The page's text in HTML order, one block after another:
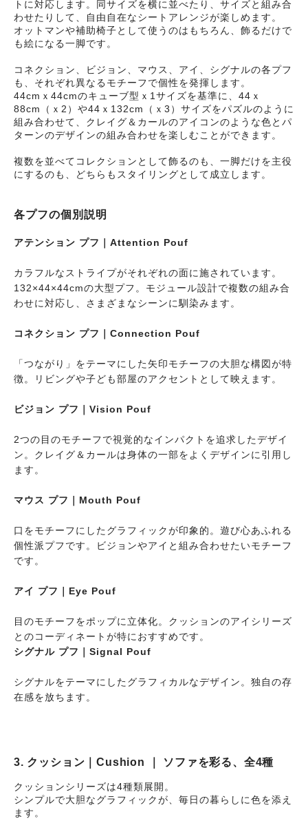
トに対応します。同サイズを横に並べたり、サイズと組み合
わせたりして、自由自在なシートアレンジが楽しめます。
オットマンや補助椅子として使うのはもちろん、飾るだけで
も絵になる一脚です。
コネクション、ビジョン、マウス、アイ、シグナルの各プフ
も、それぞれ異なるモチーフで個性を発揮します。
44cmｘ44cmのキューブ型ｘ1サイズを基準に、44ｘ
88cm（ｘ2）や44ｘ132cm（ｘ3）サイズをパズルのように
組み合わせて、クレイグ＆カールのアイコンのような色とパ
ターンのデザインの組み合わせを楽しむことができます。
複数を並べてコレクションとして飾るのも、一脚だけを主役
にするのも、どちらもスタイリングとして成立します。
各プフの個別説明
アテンション プフ｜Attention Pouf
カラフルなストライプがそれぞれの面に施されています。
132×44×44cmの大型プフ。モジュール設計で複数の組み合
わせに対応し、さまざまなシーンに馴染みます。
コネクション プフ｜Connection Pouf
「つながり」をテーマにした矢印モチーフの大胆な構図が特
徴。リビングや子ども部屋のアクセントとして映えます。
ビジョン プフ｜Vision Pouf
2つの目のモチーフで視覚的なインパクトを追求したデザイ
ン。クレイグ＆カールは身体の一部をよくデザインに引用し
ます。
マウス プフ｜Mouth Pouf
口をモチーフにしたグラフィックが印象的。遊び心あふれる
個性派プフです。ビジョンやアイと組み合わせたいモチーフ
です。
アイ プフ｜Eye Pouf
目のモチーフをポップに立体化。クッションのアイシリーズ
とのコーディネートが特におすすめです。
シグナル プフ｜Signal Pouf
シグナルをテーマにしたグラフィカルなデザイン。独自の存
在感を放ちます。
3. クッション｜Cushion ｜ ソファを彩る、全4種
クッションシリーズは4種類展開。
シンプルで大胆なグラフィックが、毎日の暮らしに色を添え
ます。